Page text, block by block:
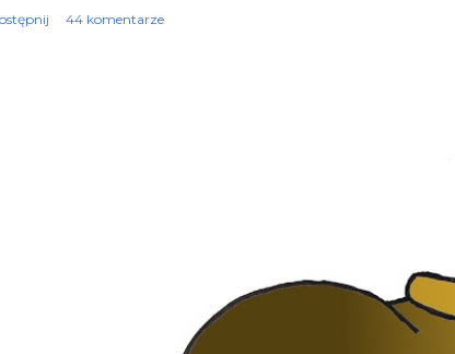
44 komentarze